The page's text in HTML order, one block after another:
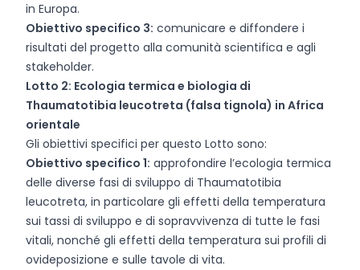
in Europa.
Obiettivo specifico 3: comunicare e diffondere i
risultati del progetto alla comunità scientifica e agli
stakeholder.
Lotto 2: Ecologia termica e biologia di
Thaumatotibia leucotreta (falsa tignola) in Africa
orientale
Gli obiettivi specifici per questo Lotto sono:
Obiettivo specifico 1: approfondire l’ecologia termica
delle diverse fasi di sviluppo di Thaumatotibia
leucotreta, in particolare gli effetti della temperatura
sui tassi di sviluppo e di sopravvivenza di tutte le fasi
vitali, nonché gli effetti della temperatura sui profili di
ovideposizione e sulle tavole di vita.